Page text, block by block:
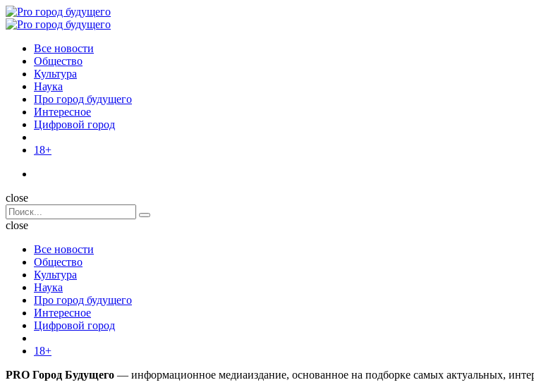
Menu
Поиск
Menu
Pro
Все новости
Общество
Культура
Наука
Про город будущего
Интересное
Цифровой город
18+
Поиск
close
Search
for:
Поиск
close
Все новости
Общество
Культура
Наука
Про город будущего
Интересное
Цифровой город
18+
PRO Город Будущего — информационное медиаиздание, основанное на подборке самых актуальных,